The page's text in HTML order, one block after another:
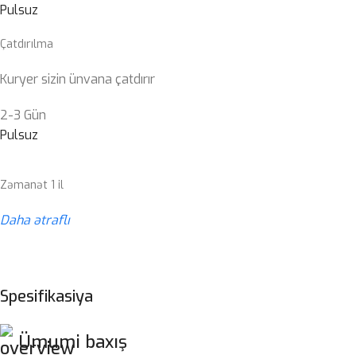
Pulsuz
Çatdırılma
Kuryer sizin ünvana çatdırır
2-3 Gün
Pulsuz
Zəmanət 1 il
Daha ətraflı
Spesifikasiya
Ümumi baxış